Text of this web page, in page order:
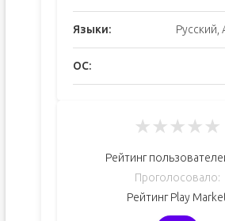
Языки: Русский,
ОС:
★★★★★
Рейтинг
Проголосовало:
Рейтинг Play